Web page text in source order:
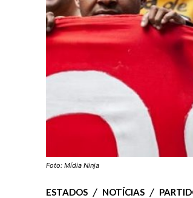
Foto: Mídia Ninja
ESTADOS NOTÍCIAS